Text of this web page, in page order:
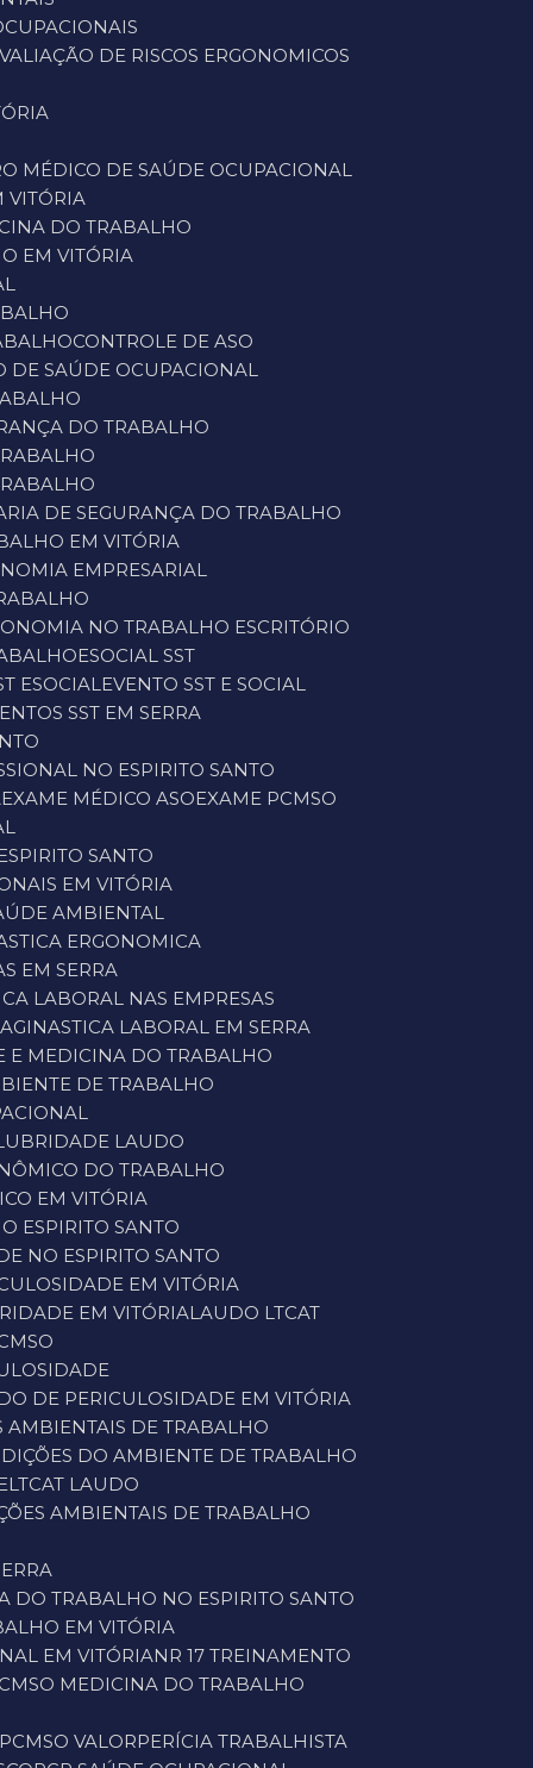
AVALIAÇÃO DE RISCOS ERGONOMICOS
MÉDICO DE SAÚDE OCUPACIONAL
VITÓRIA
DO TRABALHO
EM VITÓRIA
CONTROLE DE ASO
DE SAÚDE OCUPACIONAL
DO TRABALHO
DE SEGURANÇA DO TRABALHO
EM VITÓRIA
EMPRESARIAL
NO TRABALHO ESCRITÓRIO
ESOCIAL SST
ESOCIAL EVENTO SST E SOCIAL
SST EM SERRA
NO ESPIRITO SANTO
EXAME MÉDICO ASO EXAME PCMSO
SANTO
EM VITÓRIA
AMBIENTAL
ERGONOMICA
EM SERRA
LABORAL NAS EMPRESAS
GINASTICA LABORAL EM SERRA
E MEDICINA DO TRABALHO
DE TRABALHO
LAUDO
DO TRABALHO
EM VITÓRIA
ESPIRITO SANTO
NO ESPIRITO SANTO
EM VITÓRIA
EM VITÓRIA LAUDO LTCAT
DE PERICULOSIDADE EM VITÓRIA
AMBIENTAIS DE TRABALHO
DO AMBIENTE DE TRABALHO
LTCAT LAUDO
AMBIENTAIS DE TRABALHO
DO TRABALHO NO ESPIRITO SANTO
EM VITÓRIA
EM VITÓRIA
NR 17 TREINAMENTO
MEDICINA DO TRABALHO
PCMSO VALOR
PERÍCIA TRABALHISTA